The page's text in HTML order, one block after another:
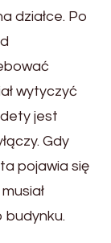
działce. Po
wytyczyć
jest
Gdy
pojawia się